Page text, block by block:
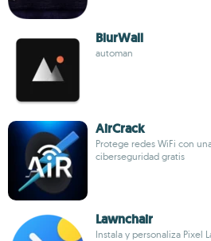
BlurWall
automan
AirCrack
Protege redes WiFi con
ciberseguridad gratis
Lawnchair
Instala y personaliza Pixel